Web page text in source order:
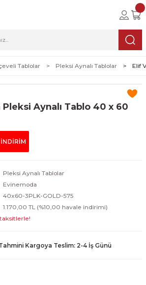
Tablolar Pleksi Aynalı Tablolar Elif
Pleksi Aynalı Tablo 40 x 60
İNDİRİM
Pleksi Aynalı Tablolar
Evinemoda
40x60-3PLK-GOLD-575
1.170,00 TL (%10,00 havale indirimi)
Kargoya Teslim: 2-4 İş Günü